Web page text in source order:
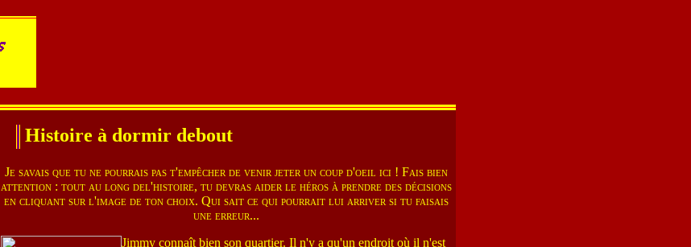
Histoire à dormir debout
Je savais que tu ne pourrais pas t'empêcher de venir jeter un coup d'oeil ici ! Fais bien
attention : tout au long del'histoire, tu devras aider le héros à prendre des décisions
en cliquant sur l'image de ton choix. Qui sait ce qui pourrait lui arriver si tu faisais
une erreur...
Jimmy connaît bien son quartier. Il n'y a qu'un endroit où il n'est